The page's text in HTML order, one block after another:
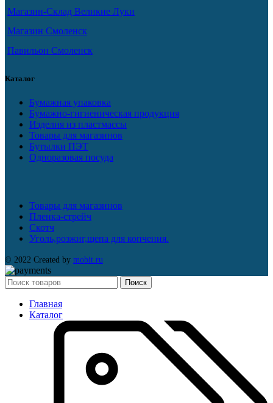
Магазин-Склад Великие Луки
Магазин Смоленск
Павильон Смоленск
Каталог
Бумажная упаковка
Бумажно-гигиеническая продукция
Изделия из пластмассы
Товары для магазинов
Бутылки ПЭТ
Одноразовая посуда
Товары для магазинов
Пленка-стрейч
Скотч
Уголь,розжиг,щепа для копчения.
© 2022 Created by mobit.ru
Поиск
Главная
Каталог